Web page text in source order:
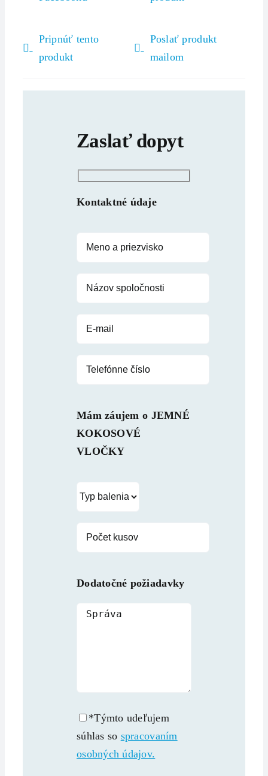
Pripnúť tento
produkt
Poslať produkt
mailom
Zaslať dopyt
Kontaktné údaje
Mám záujem o JEMNÉ
KOKOSOVÉ
VLOČKY
Dodatočné požiadavky
*Týmto udeľujem
súhlas so spracovaním
osobných údajov.